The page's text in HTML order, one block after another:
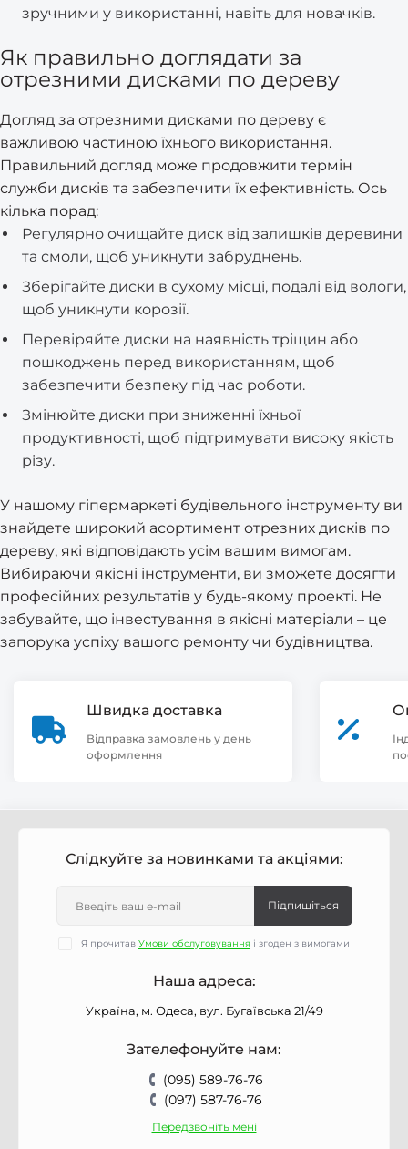
зручними у використанні, навіть для новачків.
Як правильно доглядати за
отрезними дисками по дереву
Догляд за отрезними дисками по дереву є
важливою частиною їхнього використання.
Правильний догляд може продовжити термін
служби дисків та забезпечити їх ефективність. Ось
кілька порад:
Регулярно очищайте диск від залишків деревини
та смоли, щоб уникнути забруднень.
Зберігайте диски в сухому місці, подалі від вологи,
щоб уникнути корозії.
Перевіряйте диски на наявність тріщин або
пошкоджень перед використанням, щоб
забезпечити безпеку під час роботи.
Змінюйте диски при зниженні їхньої
продуктивності, щоб підтримувати високу якість
різу.
У нашому гіпермаркеті будівельного інструменту ви
знайдете широкий асортимент отрезних дисків по
дереву, які відповідають усім вашим вимогам.
Вибираючи якісні інструменти, ви зможете досягти
професійних результатів у будь-якому проекті. Не
забувайте, що інвестування в якісні матеріали – це
запорука успіху вашого ремонту чи будівництва.
Швидка доставка
Відправка замовлень у день
оформлення
Слідкуйте за новинками та акціями:
Підпишіться
Я прочитав Умови обслуговування і згоден з вимогами
Наша адреса:
Україна, м. Одеса, вул. Бугаївська 21/49
Зателефонуйте нам:
(095) 589-76-76
(097) 587-76-76
Передзвоніть мені